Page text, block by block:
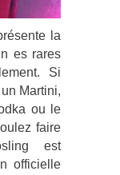
la
es rares
Si
Martini,
ou le
faire
est
officielle